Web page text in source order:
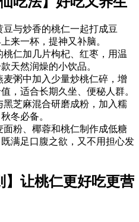
与炒香的桃仁一起打成豆
来一杯，提神又补脑。
仁加几片枸杞、红枣，用温
天然润燥的小饮品。
粥中加入少量炒桃仁碎，增
，适合长期久坐、便秘人群。
芝麻混合研磨成粉，加入糯
冬必备。
粉、椰蓉和桃仁制作成低糖
满足口腹之欲，又不用担心发
】让桃仁更好吃更营